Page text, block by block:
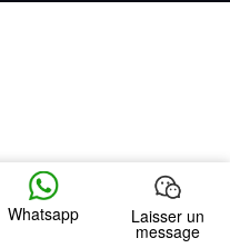
Whatsapp Laisser un
message